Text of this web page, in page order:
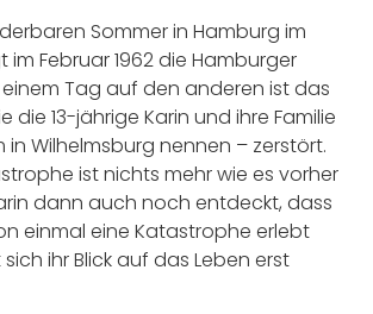
Sommer in Hamburg im
im Februar 1962 die Hamburger
Tag auf den anderen ist das
die 13-jährige Karin und ihre Familie
in Wilhelmsburg nennen – zerstört.
ist nichts mehr wie es vorher
dann auch noch entdeckt, dass
einmal eine Katastrophe erlebt
ihr Blick auf das Leben erst